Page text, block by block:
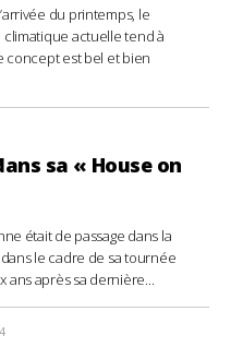
du printemps, le
climatique actuelle tend à
concept est bel et bien
sa « House on
était de passage dans la
le cadre de sa tournée
ans après sa dernière...